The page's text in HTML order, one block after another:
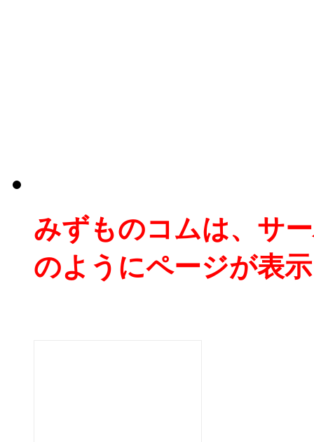
みずものコムは、サ
のようにページが表